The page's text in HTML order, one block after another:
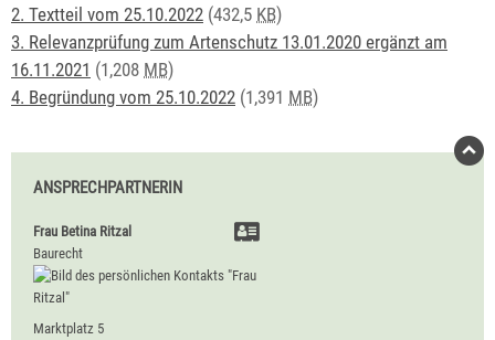
2. Textteil vom 25.10.2022 (432,5 KB)
3. Relevanzprüfung zum Artenschutz 13.01.2020 ergänzt am
16.11.2021 (1,208 MB)
4. Begründung vom 25.10.2022 (1,391 MB)
ANSPRECHPARTNERIN
Frau Betina Ritzal
Baurecht
Marktplatz 5